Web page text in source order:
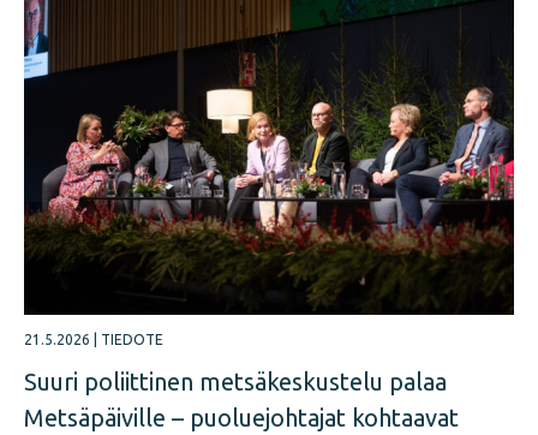
21.5.2026 TIEDOTE
Suuri poliittinen metsäkeskustelu palaa
Metsäpäiville – puoluejohtajat kohtaavat